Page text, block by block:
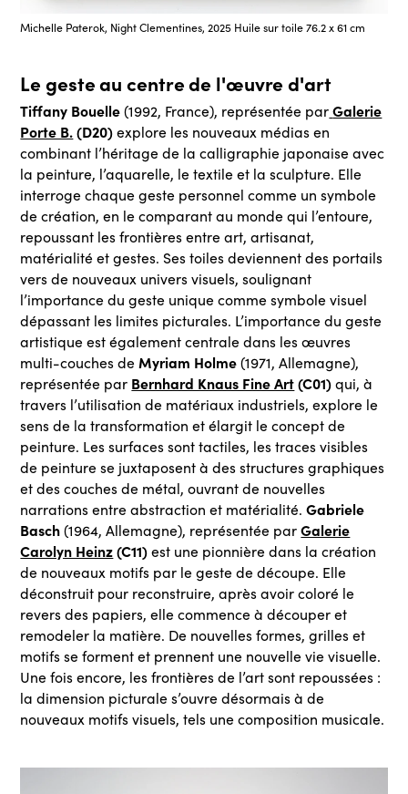
Michelle Paterok, Night Clementines, 2025 Huile sur toile 76.2 x 61 cm
Le geste au centre de l'œuvre d'art
Tiffany Bouelle(1992, France), représentée par Galerie
Porte B.(D20)explore les nouveaux médias en
combinant l’héritage de la calligraphie japonaise avec
la peinture, l’aquarelle, le textile et la sculpture. Elle
interroge chaque geste personnel comme un symbole
de création, en le comparant au monde qui l’entoure,
repoussant les frontières entre art, artisanat,
matérialité et gestes. Ses toiles deviennent des portails
vers de nouveaux univers visuels, soulignant
l’importance du geste unique comme symbole visuel
dépassant les limites picturales. L’importance du geste
artistique est également centrale dans les œuvres
multi-couches de Myriam Holme(1971, Allemagne),
représentée par Bernhard Knaus Fine Art(C01)qui, à
travers l’utilisation de matériaux industriels, explore le
sens de la transformation et élargit le concept de
peinture. Les surfaces sont tactiles, les traces visibles
de peinture se juxtaposent à des structures graphiques
et des couches de métal, ouvrant de nouvelles
narrations entre abstraction et matérialité.Gabriele
Basch(1964, Allemagne), représentée parGalerie
Carolyn Heinz(C11)est une pionnière dans la création
de nouveaux motifs par le geste de découpe. Elle
déconstruit pour reconstruire, après avoir coloré le
revers des papiers, elle commence à découper et
remodeler la matière. De nouvelles formes, grilles et
motifs se forment et prennent une nouvelle vie visuelle.
Une fois encore, les frontières de l’art sont repoussées :
la dimension picturale s’ouvre désormais à de
nouveaux motifs visuels, tels une composition musicale.